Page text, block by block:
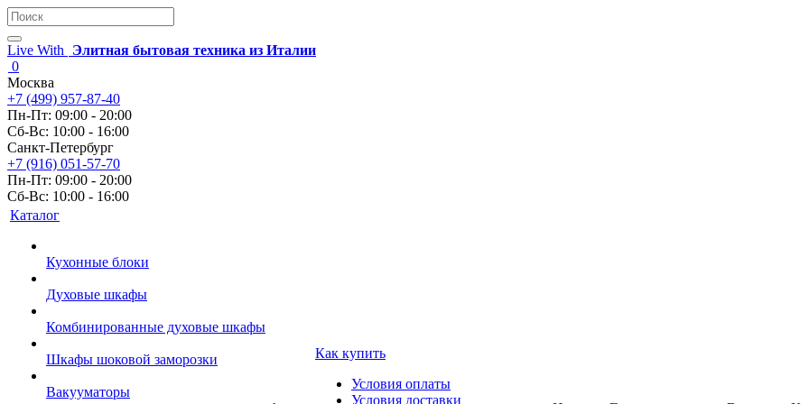
Live With
Элитная бытовая техника из Италии
0
Москва
+7 (499) 957-87-40
Пн-Пт: 09:00 - 20:00
Сб-Вс: 10:00 - 16:00
Санкт-Петербург
+7 (916) 051-57-70
Пн-Пт: 09:00 - 20:00
Сб-Вс: 10:00 - 16:00
Каталог
Кухонные блоки
Духовые шкафы
Комбинированные духовые шкафы
Шкафы шоковой заморозки
Вакууматоры
Как купить
Условия оплаты
Условия доставки